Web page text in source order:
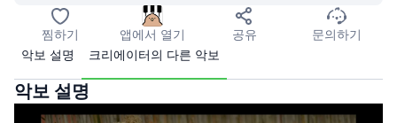
찜하기 앱에서 열기 공유
문의하기
악보 설명
크리에이터의 다른 악보
악보 설명